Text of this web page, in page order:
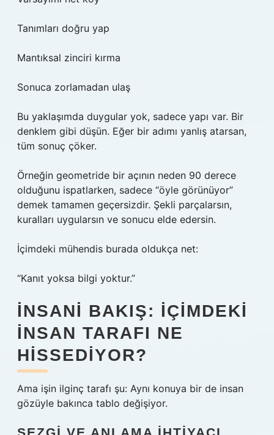
Tanımları doğru yap
Mantıksal zinciri kırma
Sonuca zorlamadan ulaş
Bu yaklaşımda duygular yok, sadece yapı var. Bir
denklem gibi düşün. Eğer bir adımı yanlış atarsan,
tüm sonuç çöker.
Örneğin geometride bir açının neden 90 derece
olduğunu ispatlarken, sadece “öyle görünüyor”
demek tamamen geçersizdir. Şekli parçalarsın,
kuralları uygularsın ve sonucu elde edersin.
İçimdeki mühendis burada oldukça net:
“Kanıt yoksa bilgi yoktur.”
İNSANI BAKIŞ: İÇIMDEKI
İNSAN TARAFI NE
HISSEDIYOR?
Ama işin ilginç tarafı şu: Aynı konuya bir de insan
gözüyle bakınca tablo değişiyor.